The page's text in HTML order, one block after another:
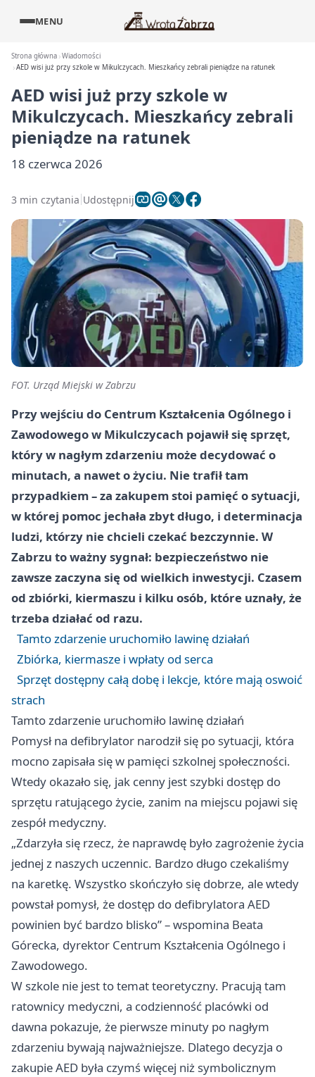
MENU
Strona główna Wiadomości
AED wisi już przy szkole w Mikulczycach. Mieszkańcy zebrali pieniądze na ratunek
AED wisi już przy szkole w
Mikulczycach. Mieszkańcy zebrali
pieniądze na ratunek
18 czerwca 2026
3 min czytania Udostępnij
FOT. Urząd Miejski w Zabrzu
Przy wejściu do Centrum Kształcenia Ogólnego i
Zawodowego w Mikulczycach pojawił się sprzęt,
który w nagłym zdarzeniu może decydować o
minutach, a nawet o życiu. Nie trafił tam
przypadkiem – za zakupem stoi pamięć o sytuacji,
w której pomoc jechała zbyt długo, i determinacja
ludzi, którzy nie chcieli czekać bezczynnie. W
Zabrzu to ważny sygnał: bezpieczeństwo nie
zawsze zaczyna się od wielkich inwestycji. Czasem
od zbiórki, kiermaszu i kilku osób, które uznały, że
trzeba działać od razu.
Tamto zdarzenie uruchomiło lawinę działań
Zbiórka, kiermasze i wpłaty od serca
Sprzęt dostępny całą dobę i lekcje, które mają oswoić
strach
Tamto zdarzenie uruchomiło lawinę działań
Pomysł na defibrylator narodził się po sytuacji, która
mocno zapisała się w pamięci szkolnej społeczności.
Wtedy okazało się, jak cenny jest szybki dostęp do
sprzętu ratującego życie, zanim na miejscu pojawi się
zespół medyczny.
„Zdarzyła się rzecz, że naprawdę było zagrożenie życia
jednej z naszych uczennic. Bardzo długo czekaliśmy
na karetkę. Wszystko skończyło się dobrze, ale wtedy
powstał pomysł, że dostęp do defibrylatora AED
powinien być bardzo blisko” – wspomina Beata
Górecka, dyrektor Centrum Kształcenia Ogólnego i
Zawodowego.
W szkole nie jest to temat teoretyczny. Pracują tam
ratownicy medyczni, a codzienność placówki od
dawna pokazuje, że pierwsze minuty po nagłym
zdarzeniu bywają najważniejsze. Dlatego decyzja o
zakupie AED była czymś więcej niż symbolicznym